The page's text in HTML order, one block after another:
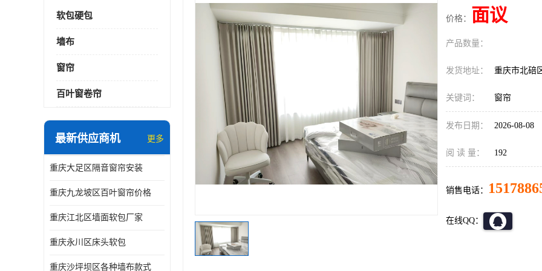
软包硬包
墙布
窗帘
百叶窗卷帘
最新供应商机 更多
重庆大足区隔音窗帘安装
重庆九龙坡区百叶窗帘价格
重庆江北区墙面软包厂家
重庆永川区床头软包
重庆沙坪坝区各种墙布款式
价格： 面议
产品数量：
发货地址： 重庆市北碚
关键词： 窗帘
发布日期： 2026-08-08
阅 读 量： 192
销售电话：
在线QQ：